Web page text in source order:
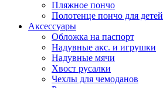
Пляжное пончо
Полотенце пончо для детей
Аксессуары
Обложка на паспорт
Надувные акс. и игрушки
Надувные мячи
Хвост русалки
Чехлы для чемоданов